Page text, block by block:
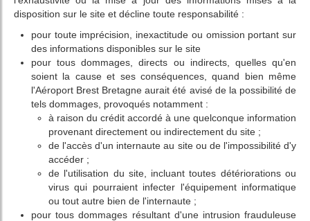
disposition sur le site et décline toute responsabilité :
pour toute imprécision, inexactitude ou omission portant sur
des informations disponibles sur le site
pour tous dommages, directs ou indirects, quelles qu'en
soient la cause et ses conséquences, quand bien même
l'Aéroport Brest Bretagne aurait été avisé de la possibilité de
tels dommages, provoqués notamment :
à raison du crédit accordé à une quelconque information
provenant directement ou indirectement du site ;
de l'accès d'un internaute au site ou de l'impossibilité d'y
accéder ;
de l'utilisation du site, incluant toutes détériorations ou
virus qui pourraient infecter l'équipement informatique
ou tout autre bien de l'internaute ;
pour tous dommages résultant d'une intrusion frauduleuse